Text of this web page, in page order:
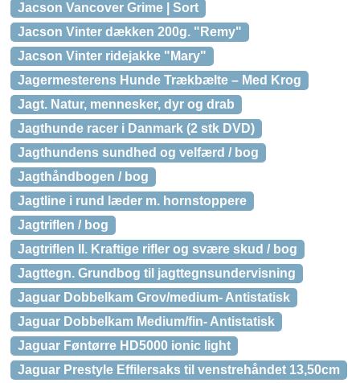
Jacson Vancover Grime | Sort
Jacson Vinter dækken 200g. "Remy"
Jacson Vinter ridejakke "Mary"
Jagermesterens Hunde Trækbælte – Med Krog
Jagt. Natur, mennesker, dyr og drab
Jagthunde racer i Danmark (2 stk DVD)
Jagthundens sundhed og velfærd / bog
Jagthåndbogen / bog
Jagtline i rund læder m. hornstoppere
Jagtriflen / bog
Jagtriflen II. Kraftige rifler og svære skud / bog
Jagttegn. Grundbog til jagttegnsundervisning
Jaguar Dobbelkam Grov/medium- Antistatisk
Jaguar Dobbelkam Medium/fin- Antistatisk
Jaguar Føntørre HD5000 ionic light
Jaguar Prestyle Effilersaks til venstrehåndet 13,50cm